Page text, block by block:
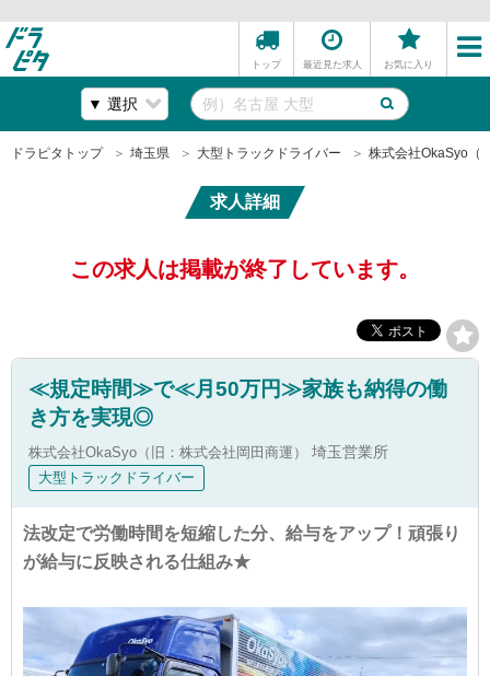
トップ 最近見た求人 お気に入り
ドラピタトップ 埼玉県 大型トラックドライバー 株式会社OkaSyo（
求人詳細
この求人は掲載が終了しています。
≪規定時間≫で≪月50万円≫家族も納得の働
き方を実現◎
株式会社OkaSyo（旧：株式会社岡田商運）
埼玉営業所
大型トラックドライバー
法改定で労働時間を短縮した分、給与をアップ！頑張り
が給与に反映される仕組み★